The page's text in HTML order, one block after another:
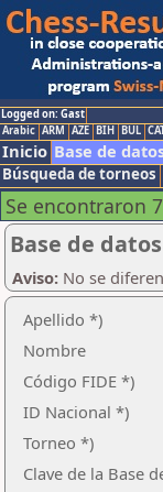
Logged on: Gast
Arabic ARM AZE BIH BUL
Inicio Base de
Búsqueda de torneos
Se encontraron
Base de
Aviso: No se
Apellido *)
Nombre
Código FIDE *)
ID Nacional *)
Torneo *)
Clave de la Base